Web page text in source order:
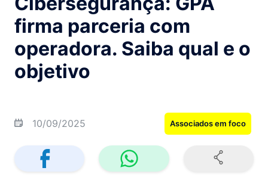
firma parceria com
operadora. Saiba qual e o
objetivo
10/09/2025 Associados em foco